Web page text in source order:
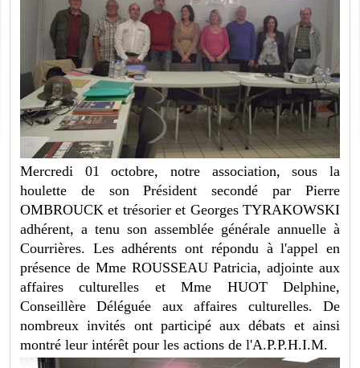
Mercredi 01 octobre, notre association, sous la
houlette de son Président secondé par Pierre
OMBROUCK et trésorier et Georges TYRAKOWSKI
adhérent, a tenu son assemblée générale annuelle à
Courrières. Les adhérents ont répondu à l'appel en
présence de Mme ROUSSEAU Patricia, adjointe aux
affaires culturelles et Mme HUOT Delphine,
Conseillère Déléguée aux affaires culturelles. De
nombreux invités ont participé aux débats et ainsi
montré leur intérêt pour les actions de l'A.P.P.H.I.M.